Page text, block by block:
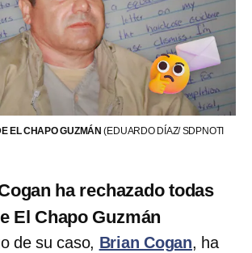
EL CHAPO GUZMÁN(EDUARDO DÍAZ/ SDPNOTI
ha rechazado todas
El Chapo Guzmán
de su caso, Brian Cogan, ha